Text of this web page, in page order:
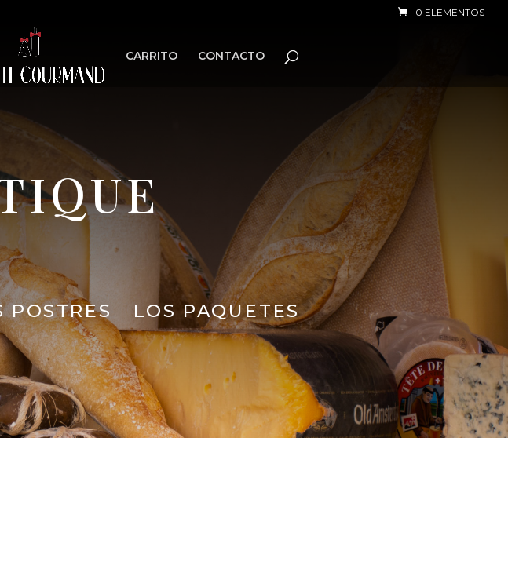
0 ELEMENTOS
CARRITO CONTACTO
POSTRES LOS PAQUETES